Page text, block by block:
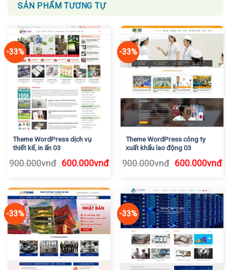
SẢN PHẨM TƯƠNG TỰ
-33%
Theme WordPress dịch vụ
thiết kế, in ấn 03
900.000vnđ Giá
900.000vnđ.
600.000vnđGiá
là:
600.000vnđ.
-33%
Theme WordPress công ty
xuất khẩu lao động 03
900.000vnđ Giá
900.000vnđ.
600.000vnđ
-33% -33%